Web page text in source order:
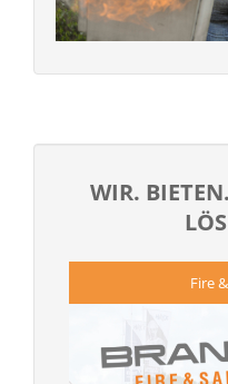
WIR. BIETEN.
Fire